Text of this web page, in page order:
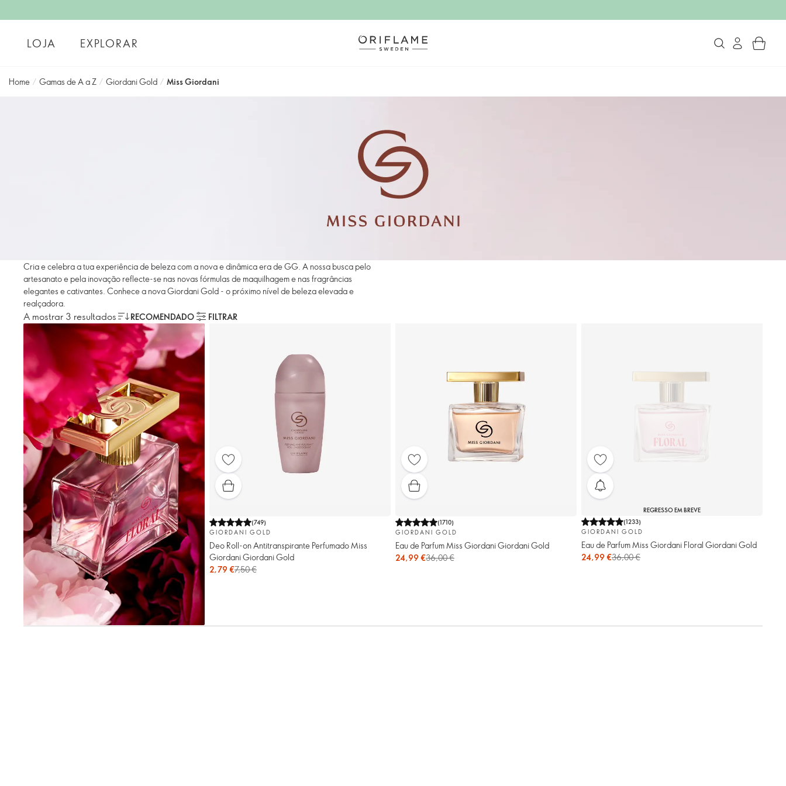
LOJA EXPLORAR
Home / Gamas de A a Z / Giordani Gold / Miss Giordani
Cria e celebra a tua experiência de beleza com a nova e dinâmica era de GG. A nossa busca pelo
artesanato e pela inovação reflecte-se nas novas fórmulas de maquilhagem e nas fragrâncias
elegantes e cativantes. Conhece a nova Giordani Gold - o próximo nível de beleza elevada e
realçadora.
A mostrar 3 resultados RECOMENDADO FILTRAR
(749)
GIORDANI GOLD
Deo Roll-on Antitranspirante Perfumado Miss
Giordani Giordani Gold
2,79 €7,50 €
(1710)
GIORDANI GOLD
Eau de Parfum Miss Giordani Giordani Gold
24,99 €36,00 €
REGRESSO EM BREVE
(1233)
GIORDANI GOLD
Eau de Parfum Miss Giordani Floral Giordani Gold
24,99 €36,00 €